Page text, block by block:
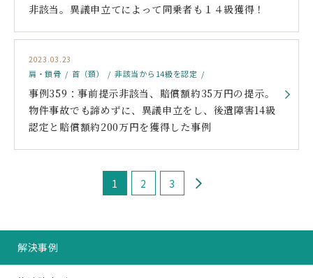
非該当。異議申立てによって同乗者も１４級獲得！
2023.03.23
肩・鎖骨 首（頚） 非該当から14級を認定
事例359：事前提示非該当、賠償額約35万円の提示。
物件事故でも諦めずに、異議申立をし、後遺障害14級
認定と賠償額約200万円を獲得した事例
1 2 3
解決事例